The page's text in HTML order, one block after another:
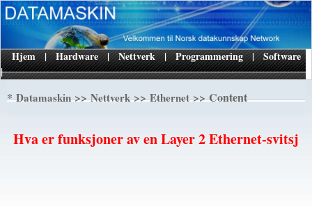
|
Hjem | Hardware | Nettverk | Programmering | Software
*Datamaskin>>Nettverk>>Ethernet>> Content
Hva er funksjoner av en Layer 2 Ethernet-svitsj